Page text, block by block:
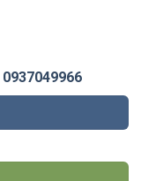
0937049966